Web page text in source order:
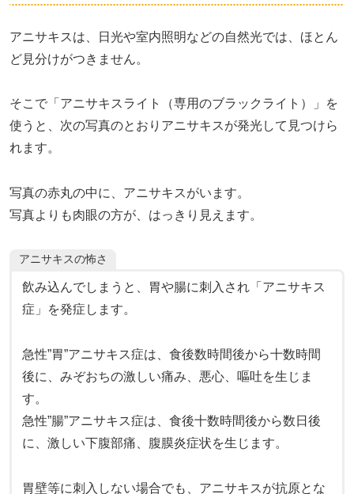
アニサキスは、日光や室内照明などの自然光では、ほとん
ど見分けがつきません。
そこで「アニサキスライト（専用のブラックライト）」を
使うと、次の写真のとおりアニサキスが発光して見つけら
れます。
写真の赤丸の中に、アニサキスがいます。
写真よりも肉眼の方が、はっきり見えます。
アニサキスの怖さ
飲み込んでしまうと、胃や腸に刺入され「アニサキス
症」を発症します。
急性”胃”アニサキス症は、食後数時間後から十数時間
後に、みぞおちの激しい痛み、悪心、嘔吐を生じま
す。
急性”腸”アニサキス症は、食後十数時間後から数日後
に、激しい下腹部痛、腹膜炎症状を生じます。
胃壁等に刺入しない場合でも、アニサキスが抗原とな